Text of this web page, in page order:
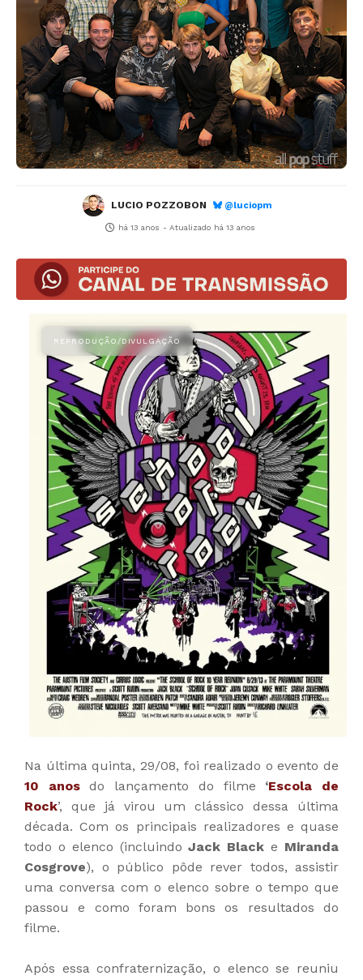
LUCIO POZZOBON @luciopm
há 13 anos - Atualizado há 13 anos
Na última quinta, 29/08, foi realizado o evento de
10 anosdo lançamento do filme ‘Escola de
Rock’, que já virou um clássico dessa última
década. Com os principais realizadores e quase
todo o elenco (incluindoJack Black e Miranda
Cosgrove), o público pôde rever todos, assistir
uma conversa com o elenco sobre o tempo que
passou e como foram bons os resultados do
filme.
Após essa confraternização, o elenco se reuniu